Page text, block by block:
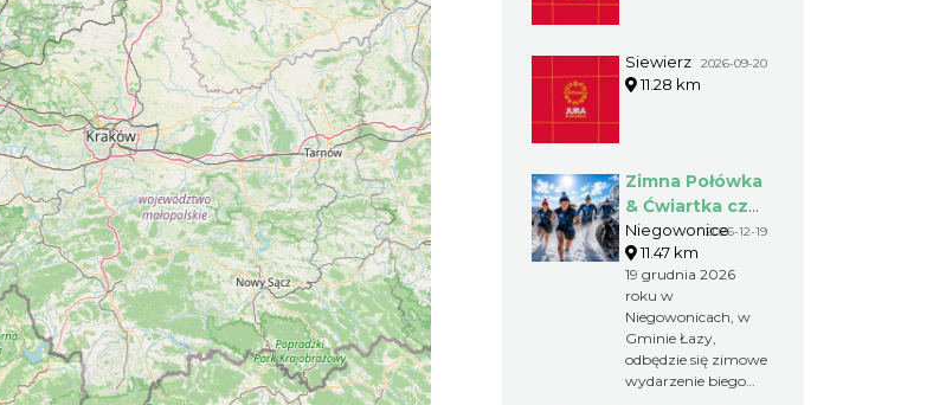
Siewierz 2026-09-20
11.28 km
Zimna Połówka
& Ćwiartka czyli
Extremalny
Półmaraton
oraz
Ćwierćmaraton
Jurajski
Niegowonice2026-12-19
11.47 km
19 grudnia 2026
roku w
Niegowonicach, w
Gminie Łazy,
odbędzie się zimowe
wydarzenie biegowe